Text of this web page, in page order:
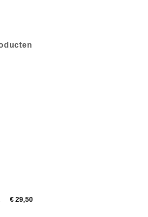
€ 29,50